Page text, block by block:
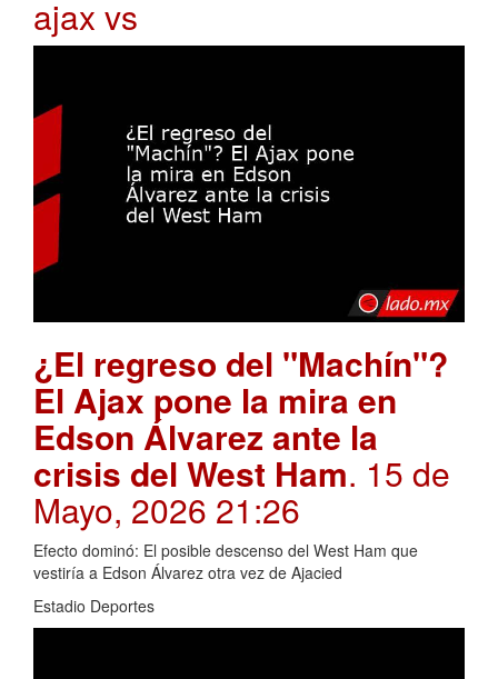
ajax vs
¿El regreso del "Machín"?
El Ajax pone la mira en
Edson Álvarez ante la
crisis del West Ham. 15 de
Mayo, 2026 21:26
Efecto dominó: El posible descenso del West Ham que
vestiría a Edson Álvarez otra vez de Ajacied
Estadio Deportes